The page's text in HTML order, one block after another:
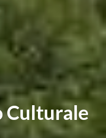
Culturale